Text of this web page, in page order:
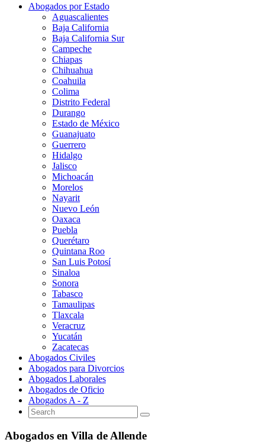
Abogados por Estado
Aguascalientes
Baja California
Baja California Sur
Campeche
Chiapas
Chihuahua
Coahuila
Colima
Distrito Federal
Durango
Estado de México
Guanajuato
Guerrero
Hidalgo
Jalisco
Michoacán
Morelos
Nayarit
Nuevo León
Oaxaca
Puebla
Querétaro
Quintana Roo
San Luis Potosí
Sinaloa
Sonora
Tabasco
Tamaulipas
Tlaxcala
Veracruz
Yucatán
Zacatecas
Abogados Civiles
Abogados para Divorcios
Abogados Laborales
Abogados de Oficio
Abogados A - Z
Abogados en Villa de Allende